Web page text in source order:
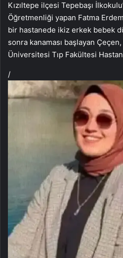
Kızıltepe ilçesi Tepebaşı
Öğretmenliği yapan Fatma
bir hastanede ikiz erkek bebek
sonra kanaması başlayan
Üniversitesi Tıp Fakültesi
/